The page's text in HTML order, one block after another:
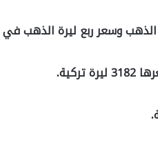
وسعر ربع ليرة الذهب في